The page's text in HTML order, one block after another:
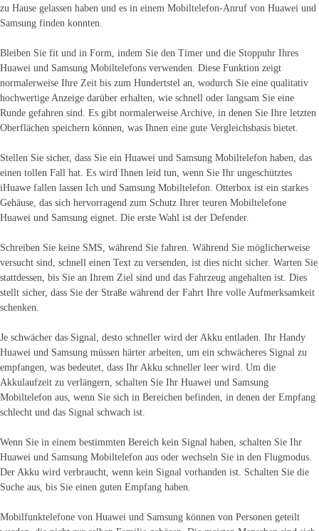
zu Hause gelassen haben und es in einem Mobiltelefon-Anruf von Huawei und
Samsung finden konnten.
Bleiben Sie fit und in Form, indem Sie den Timer und die Stoppuhr Ihres
Huawei und Samsung Mobiltelefons verwenden. Diese Funktion zeigt
normalerweise Ihre Zeit bis zum Hundertstel an, wodurch Sie eine qualitativ
hochwertige Anzeige darüber erhalten, wie schnell oder langsam Sie eine
Runde gefahren sind. Es gibt normalerweise Archive, in denen Sie Ihre letzten
Oberflächen speichern können, was Ihnen eine gute Vergleichsbasis bietet.
Stellen Sie sicher, dass Sie ein Huawei und Samsung Mobiltelefon haben, das
einen tollen Fall hat. Es wird Ihnen leid tun, wenn Sie Ihr ungeschütztes
iHuawe fallen lassen Ich und Samsung Mobiltelefon. Otterbox ist ein starkes
Gehäuse, das sich hervorragend zum Schutz Ihrer teuren Mobiltelefone
Huawei und Samsung eignet. Die erste Wahl ist der Defender.
Schreiben Sie keine SMS, während Sie fahren. Während Sie möglicherweise
versucht sind, schnell einen Text zu versenden, ist dies nicht sicher. Warten Sie
stattdessen, bis Sie an Ihrem Ziel sind und das Fahrzeug angehalten ist. Dies
stellt sicher, dass Sie der Straße während der Fahrt Ihre volle Aufmerksamkeit
schenken.
Je schwächer das Signal, desto schneller wird der Akku entladen. Ihr Handy
Huawei und Samsung müssen härter arbeiten, um ein schwächeres Signal zu
empfangen, was bedeutet, dass Ihr Akku schneller leer wird. Um die
Akkulaufzeit zu verlängern, schalten Sie Ihr Huawei und Samsung
Mobiltelefon aus, wenn Sie sich in Bereichen befinden, in denen der Empfang
schlecht und das Signal schwach ist.
Wenn Sie in einem bestimmten Bereich kein Signal haben, schalten Sie Ihr
Huawei und Samsung Mobiltelefon aus oder wechseln Sie in den Flugmodus.
Der Akku wird verbraucht, wenn kein Signal vorhanden ist. Schalten Sie die
Suche aus, bis Sie einen guten Empfang haben.
Mobilfunktelefone von Huawei und Samsung können von Personen geteilt